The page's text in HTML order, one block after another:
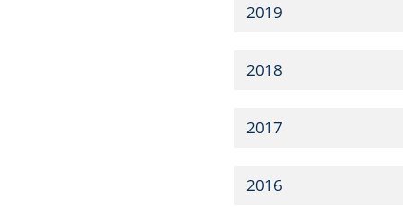
2019
2018
2017
2016